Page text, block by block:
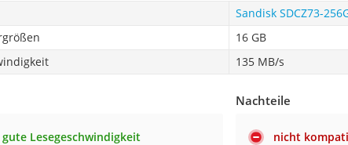
Sandisk SDCZ73-
16 GB
135 MB/s
Lesegeschwindigkeit
Nachteile
nicht